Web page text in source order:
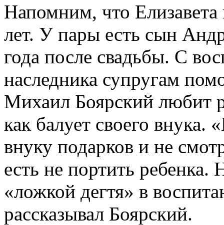
Напомним, что
лет. У пары есть сын
года после свадьбы. С
наследника супругам
Михаил Боярский любит
как балует своего
внуку подарков и не
есть не портить
«ложкой дегтя» в
рассказывал Боярский.